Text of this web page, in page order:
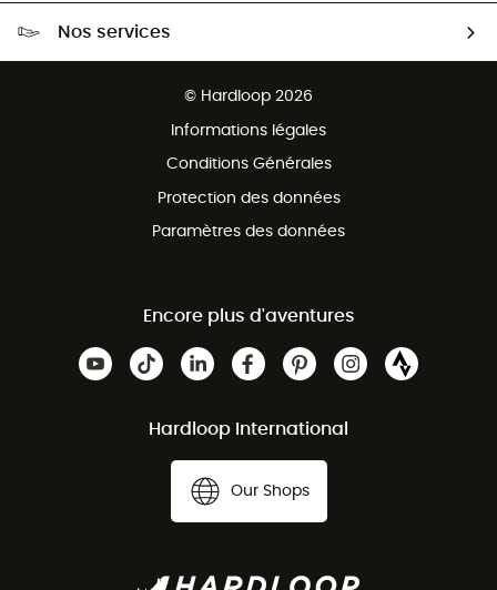
Nos services
© Hardloop 2026
Informations légales
Conditions Générales
Protection des données
Paramètres des données
Encore plus d'aventures
Hardloop International
Our Shops